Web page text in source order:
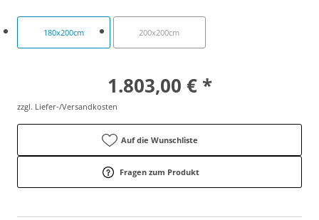
180x200cm 200x200cm
1.803,00 € *
zzgl. Liefer-/Versandkosten
Auf die Wunschliste
Fragen zum Produkt